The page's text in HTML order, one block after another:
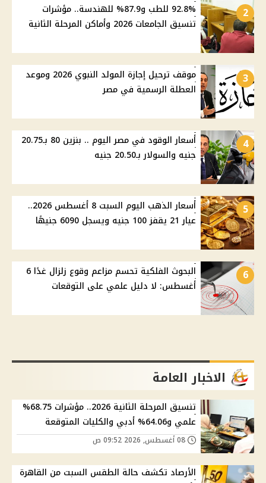
2
92.8% للطب و87.9% للهندسة.. مؤشرات
تنسيق الجامعات 2026 وأماكن المرحلة الثانية
3
موقف ترحيل إجازة المولد النبوي 2026 وموعد
العطلة الرسمية في مصر
4
أسعار الوقود في مصر اليوم .. بنزين 80 بـ20.75
جنيه والسولار بـ20.50 جنيه
5
أسعار الذهب اليوم السبت 8 أغسطس 2026..
عيار 21 يقفز 100 جنيه ويسجل 6090 جنيهًا
6
البحوث الفلكية تحسم مزاعم وقوع زلزال غدًا 6
أغسطس: لا دليل علمي على التوقعات
الاخبار العامة
تنسيق المرحلة الثانية 2026.. مؤشرات 68.75%
علمي و64.06% أدبي والكليات المتوقعة
الأرصاد تكشف حالة الطقس السبت من القاهرة